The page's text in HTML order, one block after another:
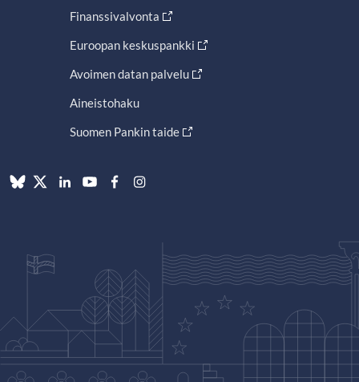
Finanssivalvonta
Euroopan keskuspankki
Avoimen datan palvelu
Aineistohaku
Suomen Pankin taide